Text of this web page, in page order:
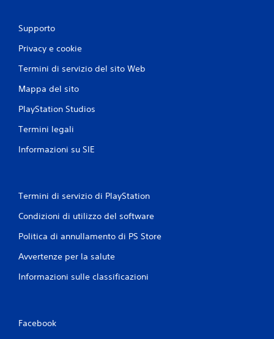
Supporto
Privacy e cookie
Termini di servizio del sito Web
Mappa del sito
PlayStation Studios
Termini legali
Informazioni su SIE
Termini di servizio di PlayStation
Condizioni di utilizzo del software
Politica di annullamento di PS Store
Avvertenze per la salute
Informazioni sulle classificazioni
Facebook